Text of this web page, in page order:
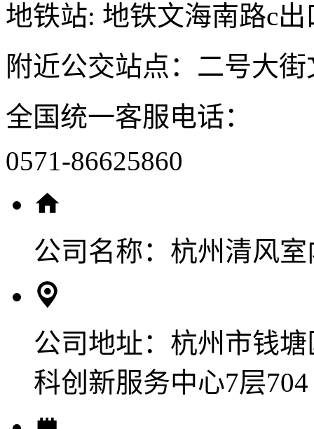
地铁站: 地铁文海南路c出
附近公交站点：二号大
全国统一客服电话：
0571-86625860
公司名称： 杭州清风
公司地址： 杭州市钱
科创新服务中心7层704